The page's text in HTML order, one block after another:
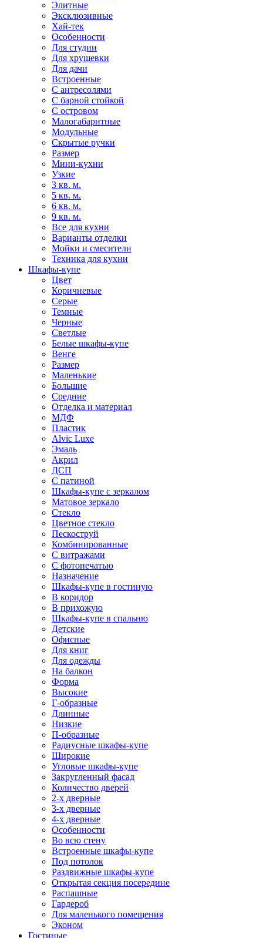
Элитные
Эксклюзивные
Хай-тек
Особенности
Для студии
Для хрущевки
Для дачи
Встроенные
С антресолями
С барной стойкой
С островом
Малогабаритные
Модульные
Скрытые ручки
Размер
Мини-кухни
Узкие
3 кв. м.
5 кв. м.
6 кв. м.
9 кв. м.
Все для кухни
Варианты отделки
Мойки и смесители
Техника для кухни
Шкафы-купе
Цвет
Коричневые
Серые
Темные
Черные
Светлые
Белые шкафы-купе
Венге
Размер
Маленькие
Большие
Средние
Отделка и материал
МДФ
Пластик
Alvic Luxe
Эмаль
Акрил
ДСП
С патиной
Шкафы-купе с зеркалом
Матовое зеркало
Стекло
Цветное стекло
Пескоструй
Комбинированные
С витражами
С фотопечатью
Назначение
Шкафы-купе в гостиную
В коридор
В прихожую
Шкафы-купе в спальню
Детские
Офисные
Для книг
Для одежды
На балкон
Форма
Высокие
Г-образные
Длинные
Низкие
П-образные
Радиусные шкафы-купе
Широкие
Угловые шкафы-купе
Закругленный фасад
Количество дверей
2-х дверные
3-х дверные
4-х дверные
Особенности
Во всю стену
Встроенные шкафы-купе
Под потолок
Раздвижные шкафы-купе
Открытая секция посередине
Распашные
Гардероб
Для маленького помещения
Эконом
Гостиные